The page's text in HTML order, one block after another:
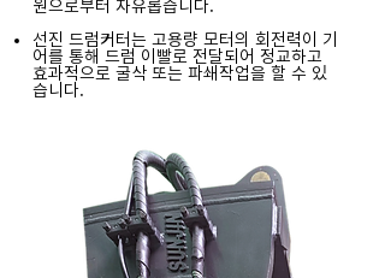
원으로부터 자유롭습니다.
선진 드럼커터는 고용량 모터의 회전력이 기
어를 통해 드럼 이빨로 전달되어 정교하고
효과적으로 굴삭 또는 파쇄작업을 할 수 있
습니다.